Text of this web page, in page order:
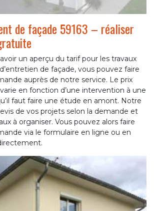
de façade 59163 – réaliser
un aperçu du tarif pour les travaux
de façade, vous pouvez faire
auprès de notre service. Le prix
en fonction d’une intervention à une
faut faire une étude en amont. Notre
de vos projets selon la demande et
à organiser. Vous pouvez alors faire
via le formulaire en ligne ou en